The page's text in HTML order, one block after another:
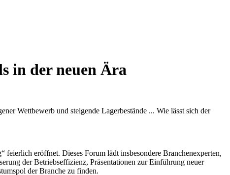
in der neuen Ära
Wettbewerb und steigende Lagerbestände ... Wie lässt sich der
eröffnet. Dieses Forum lädt insbesondere Branchenexperten,
der Betriebseffizienz, Präsentationen zur Einführung neuer
der Branche zu finden.